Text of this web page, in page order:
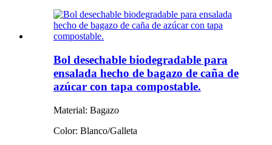
Bol desechable biodegradable para
ensalada hecho de bagazo de caña de
azúcar con tapa compostable.
Material: Bagazo
Color: Blanco/Galleta